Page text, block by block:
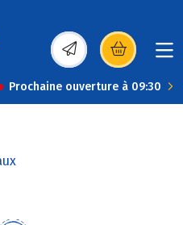
(s’ouvre dans une
Prochaine ouverture à 09:30